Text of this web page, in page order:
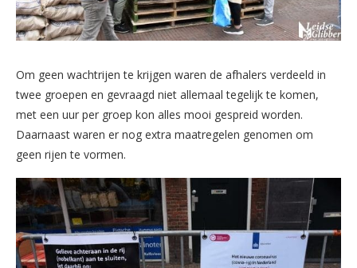
Om geen wachtrijen te krijgen waren de afhalers verdeeld in
twee groepen en gevraagd niet allemaal tegelijk te komen,
met een uur per groep kon alles mooi gespreid worden.
Daarnaast waren er nog extra maatregelen genomen om
geen rijen te vormen.